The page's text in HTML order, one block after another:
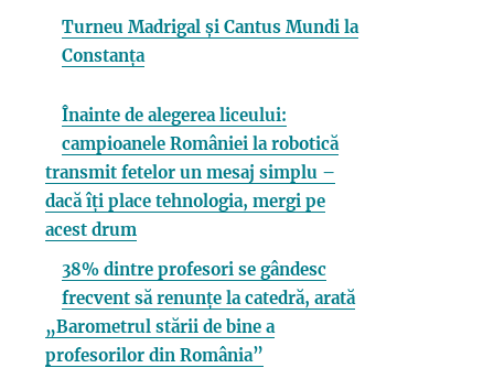
Turneu Madrigal și Cantus Mundi la
Constanța
Înainte de alegerea liceului:
campioanele României la robotică
transmit fetelor un mesaj simplu –
dacă îți place tehnologia, mergi pe
acest drum
38% dintre profesori se gândesc
frecvent să renunțe la catedră, arată
„Barometrul stării de bine a
profesorilor din România”